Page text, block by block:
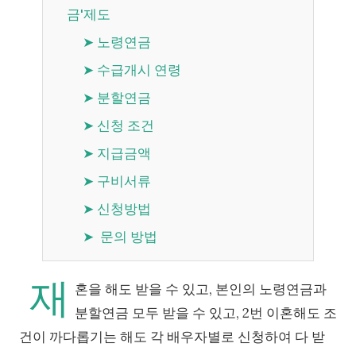
금'제도
➤ 노령연금
➤ 수급개시 연령
➤ 분할연금
➤ 신청 조건
➤ 지급금액
➤ 구비서류
➤ 신청방법
➤ 문의 방법
재
혼을 해도 받을 수 있고, 본인의 노령연금과
분할연금 모두 받을 수 있고, 2번 이혼해도 조
건이 까다롭기는 해도 각 배우자별로 신청하여 다 받